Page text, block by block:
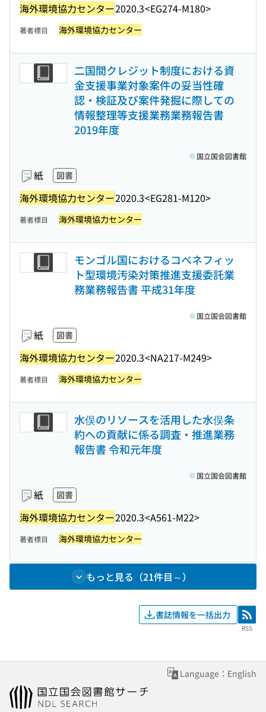
海外環境協力センター2020.3<EG274-M180>
著者標目 海外環境協力センター
二国間クレジット制度における資
金支援事業対象案件の妥当性確
認・検証及び案件発掘に際しての
情報整理等支援業務業務報告書
2019年度
紙 図書
海外環境協力センター2020.3<EG281-M120>
国立国会図書館
著者標目 海外環境協力センター
モンゴル国におけるコベネフィッ
ト型環境汚染対策推進支援委託業
務業務報告書 平成31年度
紙 図書
海外環境協力センター2020.3<NA217-M249>
国立国会図書館
著者標目 海外環境協力センター
水俣のリソースを活用した水俣条
約への貢献に係る調査・推進業務
報告書 令和元年度
紙 図書
海外環境協力センター2020.3<A561-M22>
国立国会図書館
著者標目 海外環境協力センター
もっと見る（21件目～）
書誌情報を一括出力 RSS
RSS
Language：English